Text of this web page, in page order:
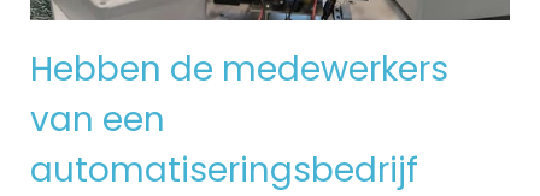
Hebben de medewerkers
van een
automatiseringsbedrijf